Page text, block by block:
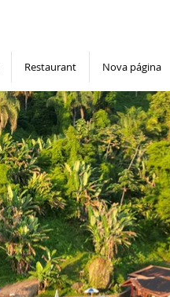
Restaurant Nova página